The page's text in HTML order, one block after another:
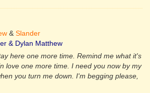
& Slander
& Dylan Matthew
here one more time. Remind me what it's
love one more time. I need you now by my
you turn me down. I'm begging please,